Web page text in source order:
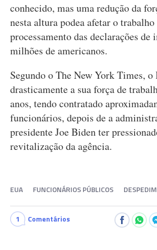
conhecido, mas uma redução da
nesta altura podea afetar o trabalho
processamento das declarações de
milhões de americanos.
Segundo o The New York Times, o
drasticamente a sua força de
anos, tendo contratado
funcionários, depois de a
presidente Joe Biden ter
revitalização da agência.
EUA FUNCIONÁRIOS PÚBLICOS
1 Comentários